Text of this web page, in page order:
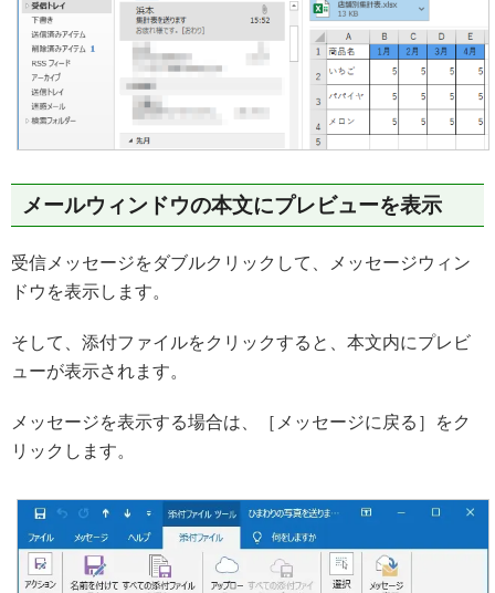
メールウィンドウの本文にプレビューを表示
受信メッセージをダブルクリックして、メッセージウィン
ドウを表示します。
そして、添付ファイルをクリックすると、本文内にプレビ
ューが表示されます。
メッセージを表示する場合は、［メッセージに戻る］をク
リックします。